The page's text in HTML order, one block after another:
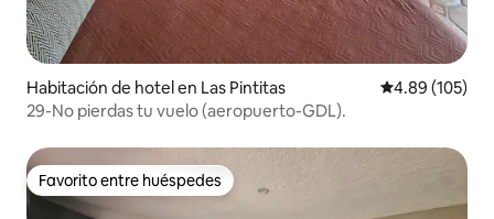
Habitación de hotel en Las Pintitas Calificación
4.89 (105)
29-No pierdas tu vuelo (aeropuerto-GDL).
Favorito entre huéspedes
Favorito entre huéspedes